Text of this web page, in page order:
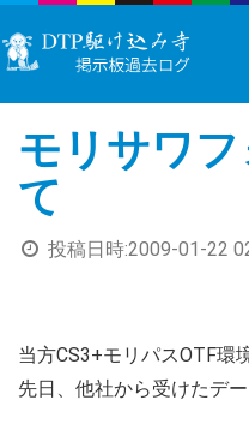
モリサワ
て
投稿日時:2009-01-22
当方CS3+モリパスOTF環
先日、他社から受けたデ